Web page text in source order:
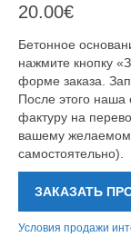
20.00€
Бетонное
нажмите кнопку
форме заказа.
После этого наша
фактуру на
вашему
самостоятельно).
ЗАКАЗАТЬ
Условия продажи